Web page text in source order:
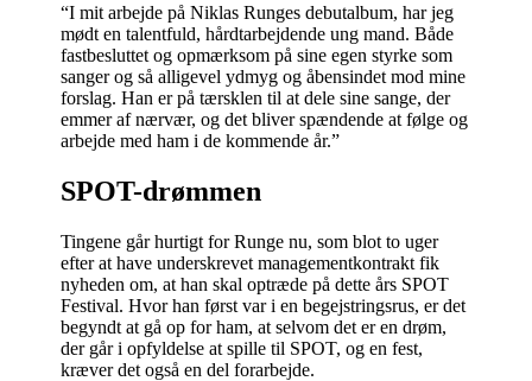
“I mit arbejde på Niklas Runges debutalbum, har jeg
mødt en talentfuld, hårdtarbejdende ung mand. Både
fastbesluttet og opmærksom på sine egen styrke som
sanger og så alligevel ydmyg og åbensindet mod mine
forslag. Han er på tærsklen til at dele sine sange, der
emmer af nærvær, og det bliver spændende at følge og
arbejde med ham i de kommende år.”
SPOT-drømmen
Tingene går hurtigt for Runge nu, som blot to uger
efter at have underskrevet managementkontrakt fik
nyheden om, at han skal optræde på dette års SPOT
Festival. Hvor han først var i en begejstringsrus, er det
begyndt at gå op for ham, at selvom det er en drøm,
der går i opfyldelse at spille til SPOT, og en fest,
kræver det også en del forarbejde.